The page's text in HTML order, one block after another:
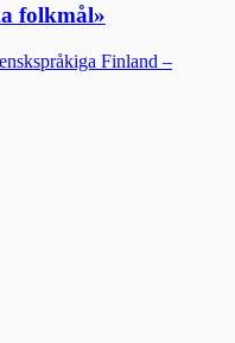
folkmål»
Finland –